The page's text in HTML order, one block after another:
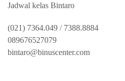
Jadwal kelas Bintaro
(021) 7364.049 / 7388.8884
089676527079
bintaro@binuscenter.com